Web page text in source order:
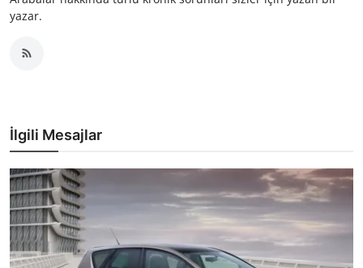
yazar.
İlgili Mesajlar